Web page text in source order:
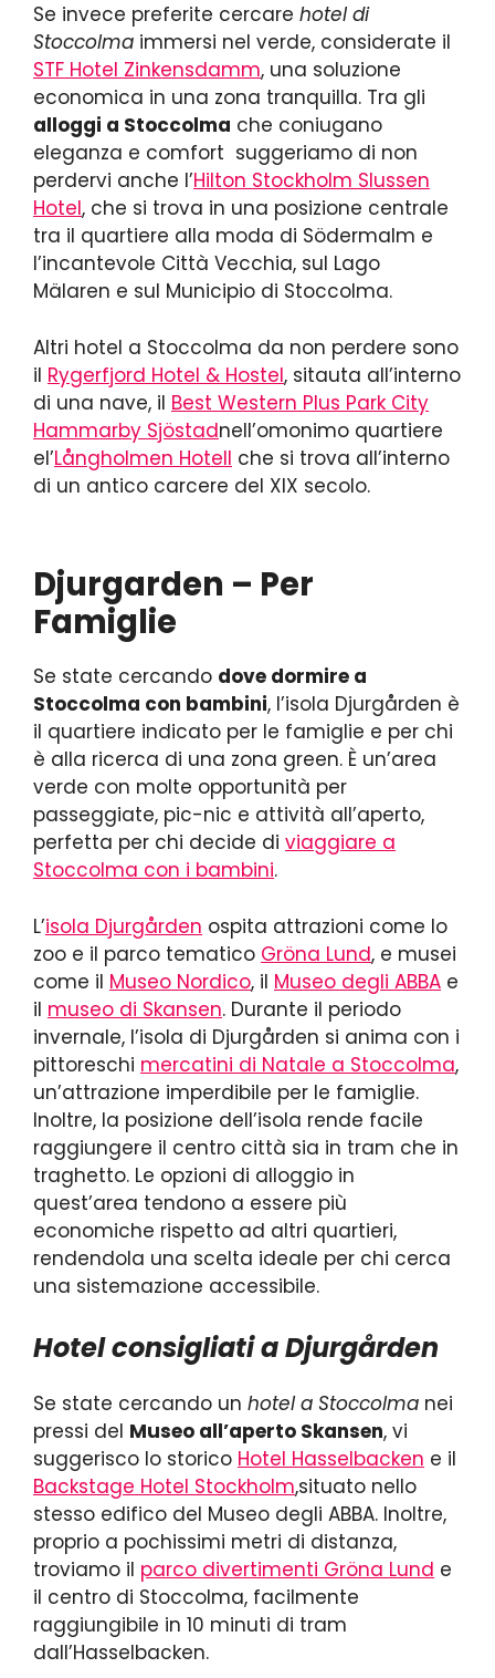
Se invece preferite cercare hotel di
Stoccolma immersi nel verde, considerate il
STF Hotel Zinkensdamm, una soluzione
economica in una zona tranquilla. Tra gli
alloggi a Stoccolma che coniugano
eleganza e comfort suggeriamo di non
perdervi anche l’Hilton Stockholm Slussen
Hotel, che si trova in una posizione centrale
tra il quartiere alla moda di Södermalm e
l’incantevole Città Vecchia, sul Lago
Mälaren e sul Municipio di Stoccolma.
Altri hotel a Stoccolma da non perdere sono
il Rygerfjord Hotel & Hostel, sitauta all’interno
di una nave, il Best Western Plus Park City
Hammarby Sjöstadnell’omonimo quartiere
el’Långholmen Hotell che si trova all’interno
di un antico carcere del XIX secolo.
Djurgarden – Per
Famiglie
Se state cercando dove dormire a
Stoccolma con bambini, l’isola Djurgården è
il quartiere indicato per le famiglie e per chi
è alla ricerca di una zona green. È un’area
verde con molte opportunità per
passeggiate, pic-nic e attività all’aperto,
perfetta per chi decide di viaggiare a
Stoccolma con i bambini.
L’isola Djurgården ospita attrazioni come lo
zoo e il parco tematico Gröna Lund, e musei
come il Museo Nordico, il Museo degli ABBA e
il museo di Skansen. Durante il periodo
invernale, l’isola di Djurgården si anima con i
pittoreschi mercatini di Natale a Stoccolma,
un’attrazione imperdibile per le famiglie.
Inoltre, la posizione dell’isola rende facile
raggiungere il centro città sia in tram che in
traghetto. Le opzioni di alloggio in
quest’area tendono a essere più
economiche rispetto ad altri quartieri,
rendendola una scelta ideale per chi cerca
una sistemazione accessibile.
Hotel consigliati a Djurgården
Se state cercando un hotel a Stoccolma nei
pressi del Museo all’aperto Skansen, vi
suggerisco lo storico Hotel Hasselbacken e il
Backstage Hotel Stockholm,situato nello
stesso edifico del Museo degli ABBA. Inoltre,
proprio a pochissimi metri di distanza,
troviamo il parco divertimenti Gröna Lund e
il centro di Stoccolma, facilmente
raggiungibile in 10 minuti di tram
dall’Hasselbacken.